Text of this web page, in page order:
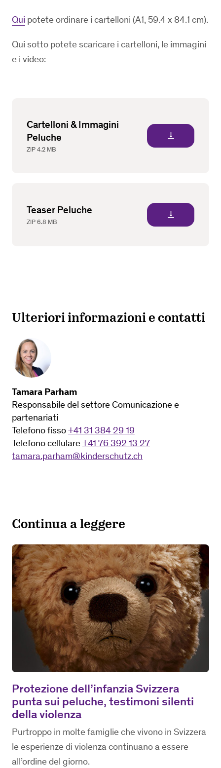
Qui potete ordinare i cartelloni (A1, 59.4 x 84.1 cm).
Qui sotto potete scaricare i cartelloni, le immagini
e i video:
Cartelloni & Immagini
Peluche
ZIP 4.2 MB
vertical_align_bottom
Teaser Peluche
ZIP 6.8 MB
vertical_align_bottom
Ulteriori informazioni e contatti
Tamara Parham
Responsabile del settore Comunicazione e
partenariati
Telefono fisso+41 31 384 29 19
Telefono cellulare+41 76 392 13 27
tamara.parham@kinderschutz.ch
Continua a leggere
Protezione dell’infanzia Svizzera
punta sui peluche, testimoni silenti
della violenza
Purtroppo in molte famiglie che vivono in Svizzera
le esperienze di violenza continuano a essere
all’ordine del giorno.